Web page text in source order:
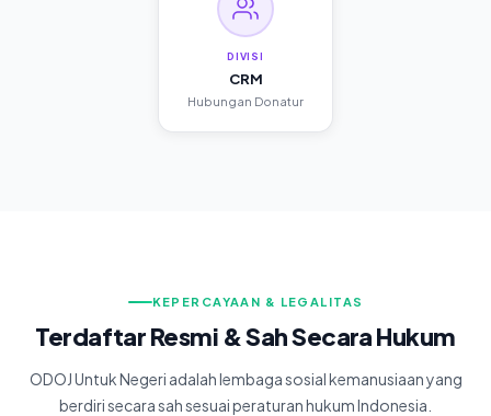
DIVISI
CRM
Hubungan Donatur
KEPERCAYAAN & LEGALITAS
Terdaftar Resmi & Sah Secara Hukum
ODOJ Untuk Negeri adalah lembaga sosial kemanusiaan yang
berdiri secara sah sesuai peraturan hukum Indonesia.